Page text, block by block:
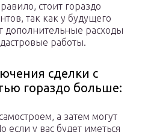
стоит гораздо
так как у будущего
дополнительные расходы
работы.
сделки с
гораздо больше:
а затем могут
если у вас будет иметься